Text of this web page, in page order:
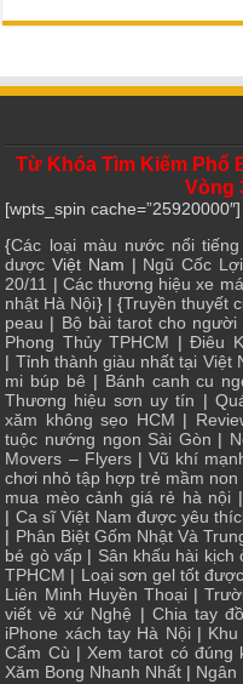
Từ Khóa Tìm Kiếm Phổ
Vòng
[wpts_spin cache=”25920000″]
{Các loại màu nước nổi tiếng
dược Việt Nam | Ngũ Cốc
20/11 | Các thương hiệu xe
nhật Hà Nội} | {Truyền thuyết
peau | Bộ bài tarot cho người
Phong Thủy TPHCM |Điêu
| Tỉnh thành giàu nhất tại Việt
mi búp bê | Bánh canh cu
Thương hiệu sơn uy tín |
xăm không sẹo HCM |
tuộc nướng ngon Sài Gòn |
Movers – Flyers| Vũ khí
chơi nhỏ tập hợp trẻ mầm non
mua mèo cảnh giá rẻ hà nội
| Ca sĩ Việt Nam được yêu
| Phân Biệt Gốm Nhật Và
bé gò vấp | Sân khấu hài kịch
TPHCM | Loại sơn gel tốt
Liên Minh Huyền Thoại|
viết về xứ Nghệ | Chia tay
iPhone xách tay Hà Nội|
Cẩm Cù | Xem tarot có đúng
Xăm Bong Nhanh Nhất | Ngân